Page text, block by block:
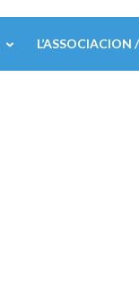
L’ASSOCIACION